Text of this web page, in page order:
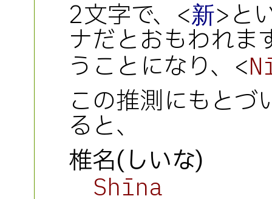
2文字で、<新>と
ナだとおもわれま
うことになり、<
この推測にもとづ
ると、
椎名(しいな)
Shīna